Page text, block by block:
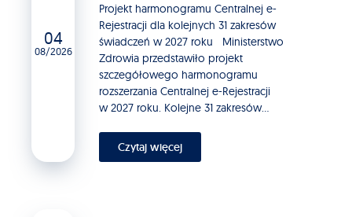
04
08/2026
Projekt harmonogramu Centralnej e-
Rejestracji dla kolejnych 31 zakresów
świadczeń w 2027 roku Ministerstwo
Zdrowia przedstawiło projekt
szczegółowego harmonogramu
rozszerzania Centralnej e-Rejestracji
w 2027 roku. Kolejne 31 zakresów...
Czytaj więcej